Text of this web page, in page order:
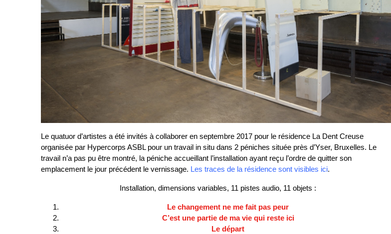
Le quatuor d’artistes a été invités à collaborer en septembre 2017 pour le résidence La Dent Creuse
organisée par Hypercorps ASBL pour un travail in situ dans 2 péniches située près d’Yser, Bruxelles. Le
travail n’a pas pu être montré, la péniche accueillant l’installation ayant reçu l’ordre de quitter son
emplacement le jour précédent le vernissage. Les traces de la résidence sont visibles ici.
Installation, dimensions variables, 11 pistes audio, 11 objets :
Le changement ne me fait pas peur
C’est une partie de ma vie qui reste ici
Le départ